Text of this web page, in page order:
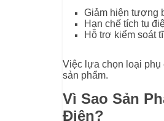
Giảm hiện tượng
Hạn chế tích tụ
Hỗ trợ kiểm soát
Việc lựa chọn loại phụ
sản phẩm.
Vì Sao Sản
Điện?